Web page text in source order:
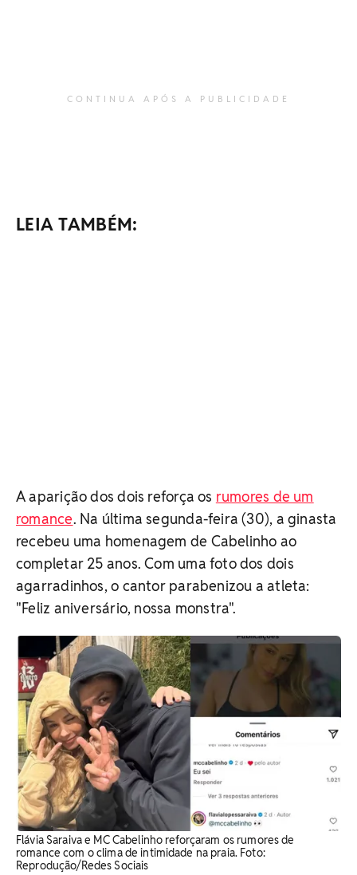
CONTINUA APÓS A PUBLICIDADE
LEIA TAMBÉM:
A aparição dos dois reforça os rumores de um
romance. Na última segunda-feira (30), a ginasta
recebeu uma homenagem de Cabelinho ao
completar 25 anos. Com uma foto dos dois
agarradinhos, o cantor parabenizou a atleta:
"Feliz aniversário, nossa monstra".
Flávia Saraiva e MC Cabelinho reforçaram os rumores de
romance com o clima de intimidade na praia. Foto:
Reprodução/Redes Sociais